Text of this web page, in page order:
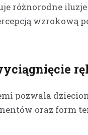
różnorodne
wzrokową
pozwala
oraz form